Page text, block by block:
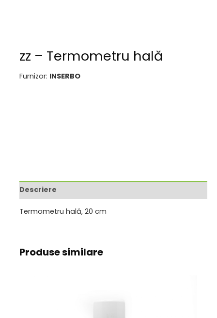
zz – Termometru hală
Furnizor: INSERBO
Descriere
Termometru hală, 20 cm
Produse similare